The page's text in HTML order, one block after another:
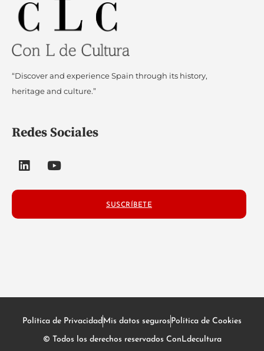
“Discover and experience Spain through its history,
heritage and culture.”
Redes Sociales
SUSCRÍBETE
© Todos los derechos reservados ConLdecultura
Política de PrivacidadMis datos seguros Política de Cookies